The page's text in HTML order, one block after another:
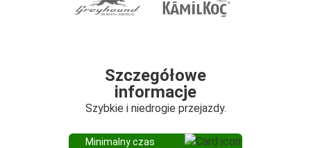
Szczegółowe
informacje
Szybkie i niedrogie przejazdy.
Minimalny czas